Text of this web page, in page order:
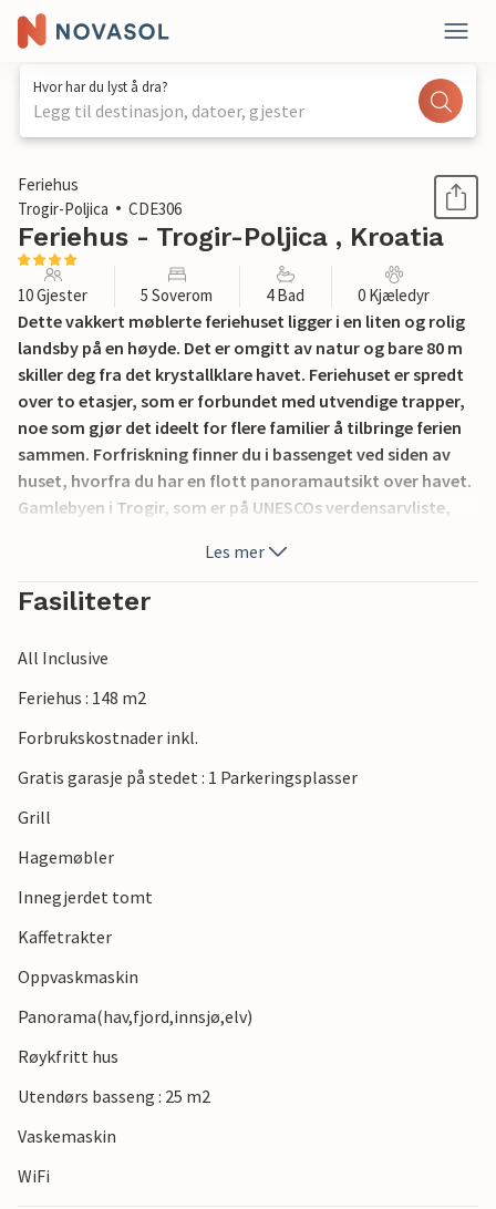
Hvor har du lyst å dra?
Legg til destinasjon, datoer, gjester
1 / 45
Feriehus
Trogir-Poljica
CDE306
Feriehus - Trogir-Poljica , Kroatia
10 Gjester 5 Soverom 4 Bad 0 Kjæledyr
Dette vakkert møblerte feriehuset ligger i en liten og rolig
landsby på en høyde. Det er omgitt av natur og bare 80 m
skiller deg fra det krystallklare havet. Feriehuset er spredt
over to etasjer, som er forbundet med utvendige trapper,
noe som gjør det ideelt for flere familier å tilbringe ferien
sammen. Forfriskning finner du i bassenget ved siden av
huset, hvorfra du har en flott panoramautsikt over havet.
Gamlebyen i Trogir, som er på UNESCOs verdensarvliste,
ikke asfaltert. I tillegg til en 20 m² garasje er det 3 P-plasser.
Les mer
Fasiliteter
All Inclusive
Feriehus : 148 m2
Forbrukskostnader inkl.
Gratis garasje på stedet : 1 Parkeringsplasser
Grill
Hagemøbler
Innegjerdet tomt
Kaffetrakter
Oppvaskmaskin
Panorama(hav,fjord,innsjø,elv)
Røykfritt hus
Utendørs basseng : 25 m2
Vaskemaskin
WiFi